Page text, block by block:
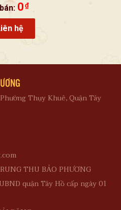
0 ₫
hệ
Thụy Khuê, Quận Tây
THU BẢO PHƯƠNG
quận Tây Hồ cấp ngày 01